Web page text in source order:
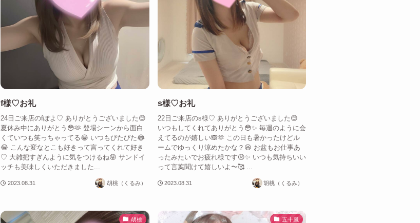
f様♡お礼
24日ご来店のfぽよ♡ ありがとうございました😊
夏休み中にありがとう😳🫶 登場シーンから面白
くていつも笑っちゃってる😂 いつもびたびた😂
😂 こんな変なとこも好きって言ってくれて好き
♡ 大雑把すぎんように気をつけるね😝 サンドイ
ッチも美味しくいただきました...
2023.08.31 胡桃（くるみ）
s様♡お礼
22日ご来店のs様♡ ありがとうございました😊
いつもしてくれてありがとう😳✨ 毎週のように会
えてるのが嬉しい🙈🫶 この日も暑かったけどル
ームでゆっくり涼めたかな？😆 お盆もお仕事あ
ったみたいでお疲れ様です😣✨ いつも気持ちいい
って言葉聞けて嬉しいよ〜🥰 ...
2023.08.31 胡桃（くるみ）
胡桃 五十嵐